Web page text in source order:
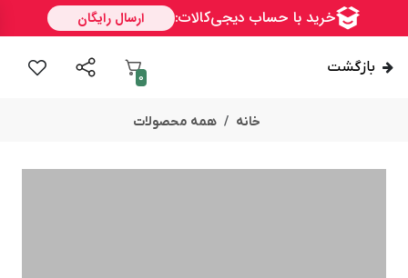
بازگشت
0
خانه همه محصولات